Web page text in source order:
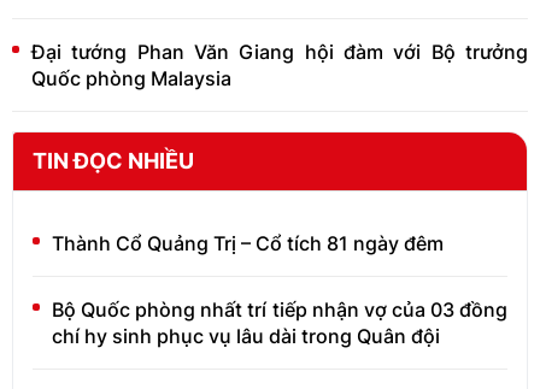
Đại tướng Phan Văn Giang hội đàm với Bộ trưởng
Quốc phòng Malaysia
TIN ĐỌC NHIỀU
Thành Cổ Quảng Trị – Cổ tích 81 ngày đêm
Bộ Quốc phòng nhất trí tiếp nhận vợ của 03 đồng
chí hy sinh phục vụ lâu dài trong Quân đội